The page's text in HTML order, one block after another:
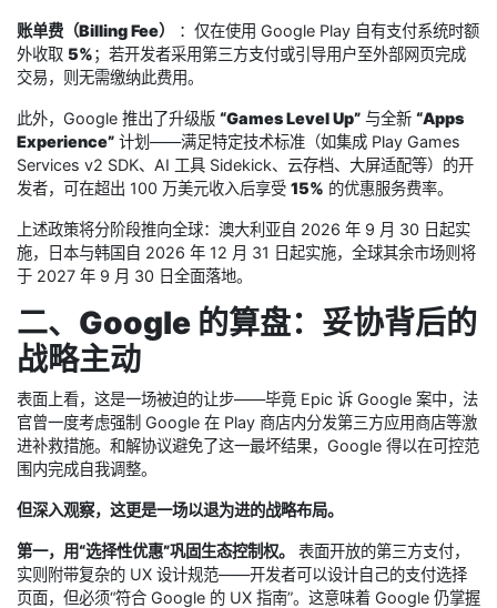
账单费（Billing Fee）
：仅在使用 Google Play 自有支付系统时额
外收取 5%；若开发者采用第三方支付或引导用户至外部网页完成
交易，则无需缴纳此费用。
此外，Google 推出了升级版 “Games Level Up” 与全新 “Apps
Experience” 计划——满足特定技术标准（如集成 Play Games
Services v2 SDK、AI 工具 Sidekick、云存档、大屏适配等）的开
发者，可在超出 100 万美元收入后享受 15% 的优惠服务费率。
上述政策将分阶段推向全球：澳大利亚自 2026 年 9 月 30 日起实
施，日本与韩国自 2026 年 12 月 31 日起实施，全球其余市场则将
于 2027 年 9 月 30 日全面落地。
二、Google 的算盘：妥协背后的
战略主动
表面上看，这是一场被迫的让步——毕竟 Epic 诉 Google 案中，法
官曾一度考虑强制 Google 在 Play 商店内分发第三方应用商店等激
进补救措施。和解协议避免了这一最坏结果，Google 得以在可控范
围内完成自我调整。
但深入观察，这更是一场以退为进的战略布局。
第一，用“选择性优惠”巩固生态控制权。
表面开放的第三方支付，
实则附带复杂的 UX 设计规范——开发者可以设计自己的支付选择
页面，但必须“符合 Google 的 UX 指南”。这意味着 Google 仍掌握